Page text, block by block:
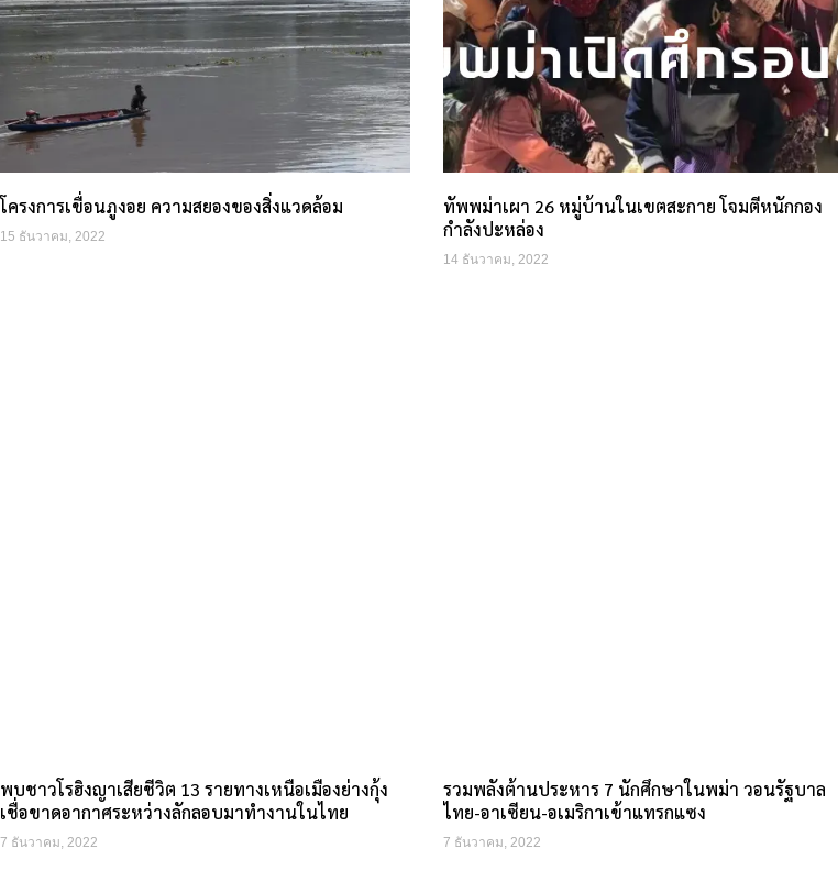
โครงการเขื่อนภูงอย ความสยองของสิ่งแวดล้อม
15 ธันวาคม, 2022
ทัพพม่าเผา 26 หมู่บ้านในเขตสะกาย โจมตีหนักกอง
กำลังปะหล่อง
14 ธันวาคม, 2022
พบชาวโรฮิงญาเสียชีวิต 13 รายทางเหนือเมืองย่างกุ้ง
เชื่อขาดอากาศระหว่างลักลอบมาทำงานในไทย
7 ธันวาคม, 2022
รวมพลังต้านประหาร 7 นักศึกษาในพม่า วอนรัฐบาล
ไทย-อาเซียน-อเมริกาเข้าแทรกแซง
7 ธันวาคม, 2022